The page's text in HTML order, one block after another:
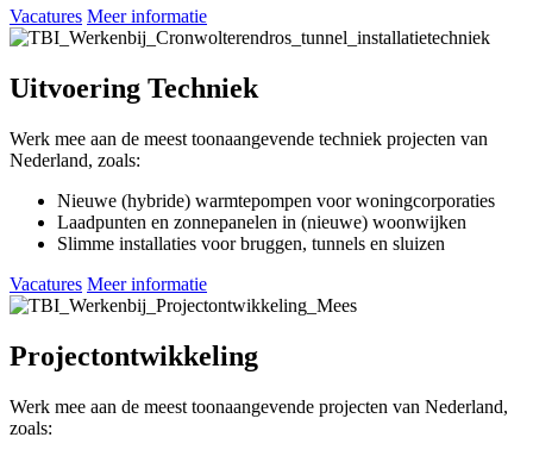
Vacatures Meer informatie
Uitvoering Techniek
Werk mee aan de meest toonaangevende techniek projecten van
Nederland, zoals:
Nieuwe (hybride) warmtepompen voor woningcorporaties
Laadpunten en zonnepanelen in (nieuwe) woonwijken
Slimme installaties voor bruggen, tunnels en sluizen
Vacatures Meer informatie
Projectontwikkeling
Werk mee aan de meest toonaangevende projecten van Nederland,
zoals: